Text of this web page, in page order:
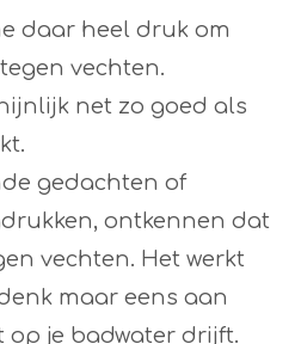
daar heel druk om
vechten.
net zo goed als
gedachten of
ontkennen dat
vechten. Het werkt
maar eens aan
op je badwater drijft.